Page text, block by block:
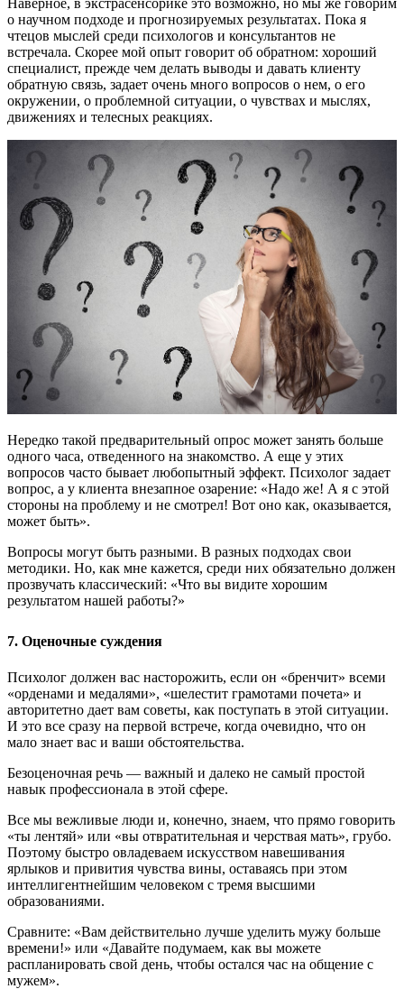
о научном подходе и прогнозируемых результатах. Пока я
чтецов мыслей среди психологов и консультантов не
встречала. Скорее мой опыт говорит об обратном: хороший
специалист, прежде чем делать выводы и давать клиенту
обратную связь, задает очень много вопросов о нем, о его
окружении, о проблемной ситуации, о чувствах и мыслях,
движениях и телесных реакциях.
Нередко такой предварительный опрос может занять больше
одного часа, отведенного на знакомство. А еще у этих
вопросов часто бывает любопытный эффект. Психолог задает
вопрос, а у клиента внезапное озарение: «Надо же! А я с этой
стороны на проблему и не смотрел! Вот оно как, оказывается,
может быть».
Вопросы могут быть разными. В разных подходах свои
методики. Но, как мне кажется, среди них обязательно должен
прозвучать классический: «Что вы видите хорошим
результатом нашей работы?»
7. Оценочные суждения
Психолог должен вас насторожить, если он «бренчит» всеми
«орденами и медалями», «шелестит грамотами почета» и
авторитетно дает вам советы, как поступать в этой ситуации.
И это все сразу на первой встрече, когда очевидно, что он
мало знает вас и ваши обстоятельства.
Безоценочная речь — важный и далеко не самый простой
навык профессионала в этой сфере.
Все мы вежливые люди и, конечно, знаем, что прямо говорить
«ты лентяй» или «вы отвратительная и черствая мать», грубо.
Поэтому быстро овладеваем искусством навешивания
ярлыков и привития чувства вины, оставаясь при этом
интеллигентнейшим человеком с тремя высшими
образованиями.
Сравните: «Вам действительно лучше уделить мужу больше
времени!» или «Давайте подумаем, как вы можете
распланировать свой день, чтобы остался час на общение с
мужем».